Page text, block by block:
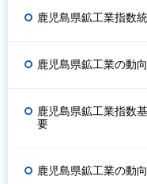
鹿児島県鉱工業指数
鹿児島県鉱工業の動
鹿児島県鉱工業指数
要
鹿児島県鉱工業の動